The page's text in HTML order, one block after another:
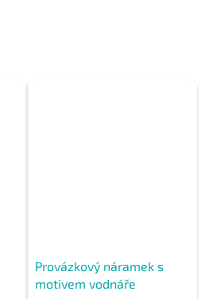
Provázkový náramek s
motivem vodnáře